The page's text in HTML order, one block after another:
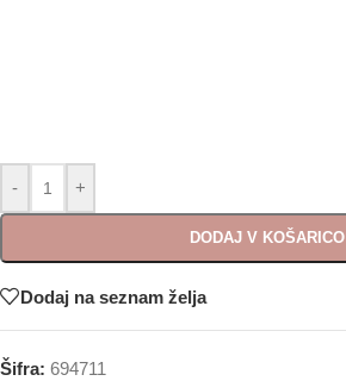
- +
DODAJ V KOŠARICO
Dodaj na seznam želja
Šifra: 694711